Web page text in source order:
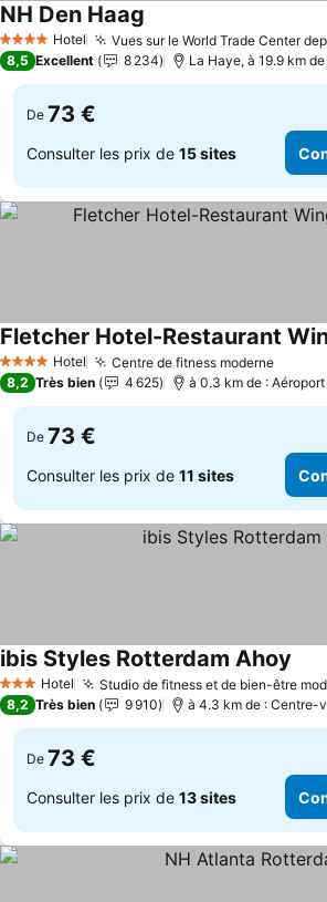
4 Étoiles Hotel Vues sur le World Trade Center
NH Den Haag
8,5 Excellent 8 234 La Haye, à 19.9 km
De 73 €
Consulter les prix de 15 sites
4 Étoiles Hotel Centre de fitness moderne
Fletcher Hotel-Restaurant
8,2 Très bien 4 625 à 0.3 km de :
De 73 €
Consulter les prix de 11 sites
3 ÉtoilesHotel Studio de fitness et de bien-être
ibis Styles Rotterdam Ahoy
8,2 Très bien 9 910 à 4.3 km de : Centre-
De 73 €
Consulter les prix de 13 sites